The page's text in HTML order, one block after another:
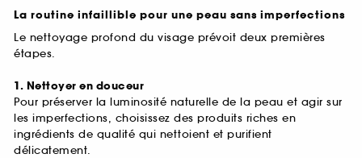
La routine infaillible pour une peau sans imperfections
Le nettoyage profond du visage prévoit deux premières
étapes.
1. Nettoyer en douceur
Pour préserver la luminosité naturelle de la peau et agir sur
les imperfections, choisissez des produits riches en
ingrédients de qualité qui nettoient et purifient
délicatement.